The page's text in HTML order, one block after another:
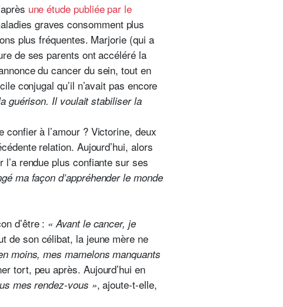
une étude publiée par le
graves consomment plus
plus fréquentes. Marjorie (qui a
de ses parents ont accéléré la
du cancer du sein, tout en
conjugal qu’il n’avait pas encore
guérison. Il voulait stabiliser la
à l’amour ? Victorine, deux
relation. Aujourd’hui, alors
rendue plus confiante sur ses
ma façon d’appréhender le monde
d’être : « Avant le cancer, je
de son célibat, la jeune mère ne
moins, mes mamelons manquants
tort, peu après. Aujourd’hui en
mes rendez-vous », ajoute-t-elle,